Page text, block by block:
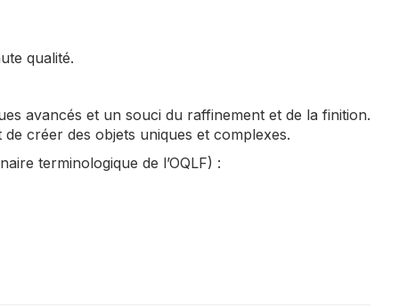
qualité.
avancés et un souci du raffinement et de la finition.
créer des objets uniques et complexes.
terminologique de l’OQLF) :